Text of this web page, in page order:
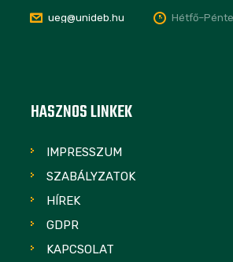
ueg@unideb.hu
HASZNOS LINKEK
IMPRESSZUM
SZABÁLYZATOK
HÍREK
GDPR
KAPCSOLAT